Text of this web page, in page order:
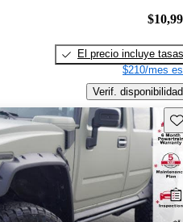
El precio incluye tasas
$210/mes
Verif. disponibilidad